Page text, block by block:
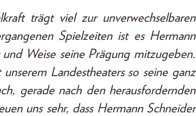
trägt viel zur unverwechselbaren
Spielzeiten ist es Hermann
Weise seine Prägung mitzugeben.
Landestheaters so seine ganz
gerade nach den herausfordernden
uns sehr, dass Hermann Schneider